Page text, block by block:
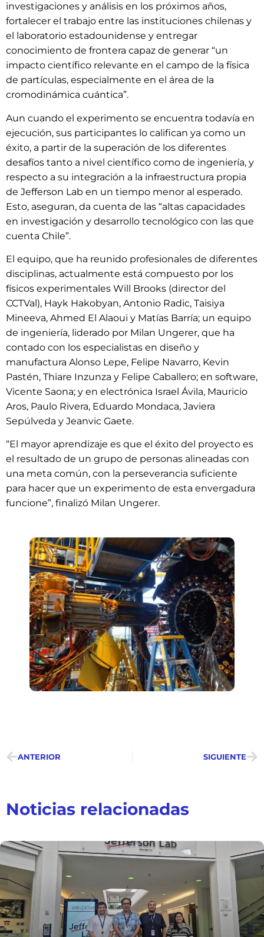
investigaciones y análisis en los próximos años,
fortalecer el trabajo entre las instituciones chilenas y
el laboratorio estadounidense y entregar
conocimiento de frontera capaz de generar “un
impacto científico relevante en el campo de la física
de partículas, especialmente en el área de la
cromodinámica cuántica”.
Aun cuando el experimento se encuentra todavía en
ejecución, sus participantes lo califican ya como un
éxito, a partir de la superación de los diferentes
desafíos tanto a nivel científico como de ingeniería, y
respecto a su integración a la infraestructura propia
de Jefferson Lab en un tiempo menor al esperado.
Esto, aseguran, da cuenta de las “altas capacidades
en investigación y desarrollo tecnológico con las que
cuenta Chile”.
El equipo, que ha reunido profesionales de diferentes
disciplinas, actualmente está compuesto por los
físicos experimentales Will Brooks (director del
CCTVal), Hayk Hakobyan, Antonio Radic, Taisiya
Mineeva, Ahmed El Alaoui y Matías Barría; un equipo
de ingeniería, liderado por Milan Ungerer, que ha
contado con los especialistas en diseño y
manufactura Alonso Lepe, Felipe Navarro, Kevin
Pastén, Thiare Inzunza y Felipe Caballero; en software,
Vicente Saona; y en electrónica Israel Ávila, Mauricio
Aros, Paulo Rivera, Eduardo Mondaca, Javiera
Sepúlveda y Jeanvic Gaete.
“El mayor aprendizaje es que el éxito del proyecto es
el resultado de un grupo de personas alineadas con
una meta común, con la perseverancia suficiente
para hacer que un experimento de esta envergadura
funcione”, finalizó Milan Ungerer.
ANTERIOR SIGUIENTE
Noticias relacionadas